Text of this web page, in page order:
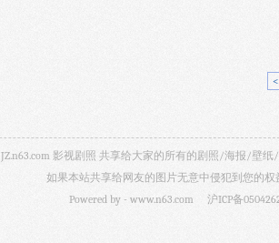
JZ.n63.com 影视剧照 共享给大家的所有的剧照/海报/壁
如果本站共享给网友的图片无意中侵犯到您的
Powered by - www.n63.com 沪ICP备